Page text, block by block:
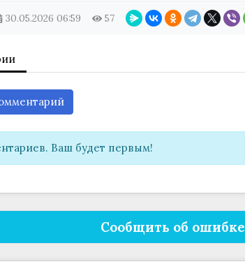
30.05.2026 06:59 57
Ваш будет первым!
Сообщить об ошибке